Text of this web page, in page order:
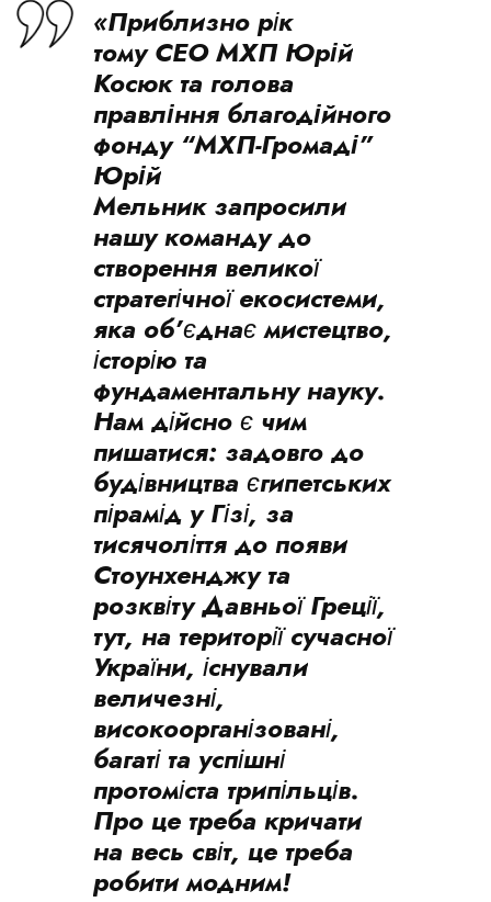
«Приблизно рік
томуСЕО МХП Юрій
Косюкта голова
правління благодійного
фонду “МХП-Громаді”
Юрій
Мельникзапросили
нашу команду до
створення великої
стратегічної екосистеми,
яка об’єднає мистецтво,
історію та
фундаментальну науку.
Нам дійсно є чим
пишатися: задовго до
будівництва єгипетських
пірамід у Гізі, за
тисячоліття до появи
Стоунхенджу та
розквіту Давньої Греції,
тут, на території сучасної
України, існували
величезні,
високоорганізовані,
багаті та успішні
протоміста трипільців.
Про це треба кричати
на весь світ, це треба
робити модним!